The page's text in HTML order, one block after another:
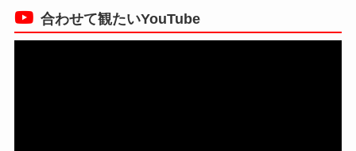
合わせて観たいYouTube